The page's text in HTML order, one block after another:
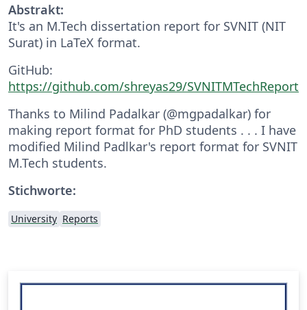
Abstrakt:
It's an M.Tech dissertation report for SVNIT (NIT
Surat) in LaTeX format.
GitHub:
https://github.com/shreyas29/SVNITMTechReport
Thanks to Milind Padalkar (@mgpadalkar) for
making report format for PhD students . . . I have
modified Milind Padlkar's report format for SVNIT
M.Tech students.
Stichworte:
University Reports